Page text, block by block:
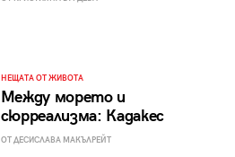
НЕЩАТА ОТ ЖИВОТА
Между морето и
сюрреализма: Кадакес
ОТ ДЕСИСЛАВА МАКЪЛРЕЙТ